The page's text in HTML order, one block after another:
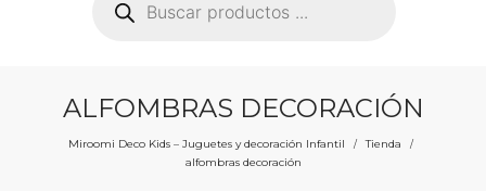
productos
ALFOMBRAS DECORACIÓN
Miroomi Deco Kids – Juguetes y decoración Infantil / Tienda /
alfombras decoración